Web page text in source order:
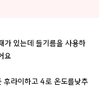
가 있는데 들기름을 사용하
요
후라이하고 4로 온도를낮추